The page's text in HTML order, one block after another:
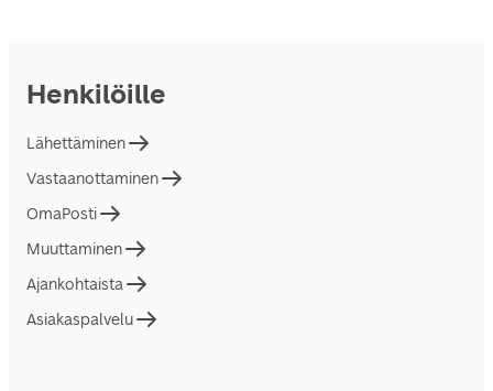
Henkilöille
Lähettäminen
Vastaanottaminen
OmaPosti
Muuttaminen
Ajankohtaista
Asiakaspalvelu